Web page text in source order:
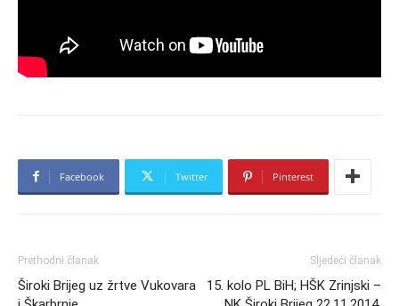
Facebook Twitter Pinterest
Prethodni članak
Široki Brijeg uz žrtve Vukovara
Sljedeći članak
15. kolo PL BiH; HŠK Zrinjski –